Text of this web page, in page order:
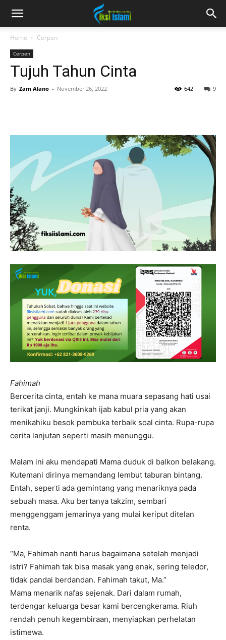
fiksiislami.com
Home Cerpen
Cerpen
Tujuh Tahun Cinta
By Zam Alano - November 26, 2022 9
642
Fahimah
Bercerita cinta, entah ke mana muara sepasang hati usai
terikat janji. Mungkinkah ijab kabul pria yang akan
menikahiku besok pembuka terbaik soal cinta. Rupa-rupa
cerita lanjutan seperti masih menunggu.
Malam ini aku mendapati Mama duduk di balkon belakang.
Kutemani dirinya memandang lembut taburan bintang.
Entah, seperti ada gemintang yang menariknya pada
sebuah masa. Aku bertanya takzim, sembari
menggenggam jemarinya yang mulai keriput ditelan
renta.
“Ma, Fahimah nanti harus bagaimana setelah menjadi
istri? Fahimah tak bisa masak yang enak, sering teledor,
tidak pandai berdandan. Fahimah takut, Ma.”
Mama menarik nafas sejenak. Dari dalam rumah,
terdengar keluarga besar kami bercengkerama. Riuh
rendah penuh kegembiraan, menyiapkan perhelatan
istimewa.